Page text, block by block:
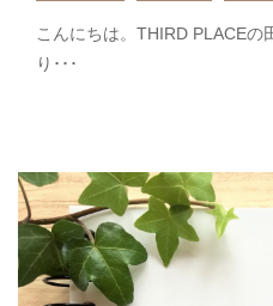
こんにちは。THIRD PLACEの
り･･･